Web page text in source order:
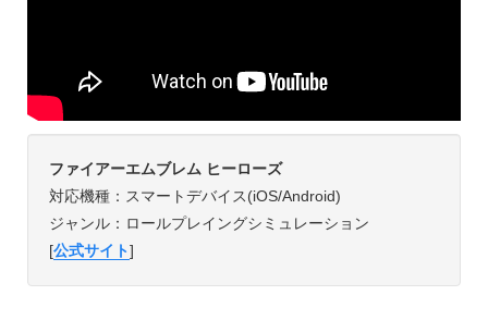
ファイアーエムブレム ヒーローズ
対応機種：スマートデバイス(iOS/Android)
ジャンル：ロールプレイングシミュレーション
[公式サイト]